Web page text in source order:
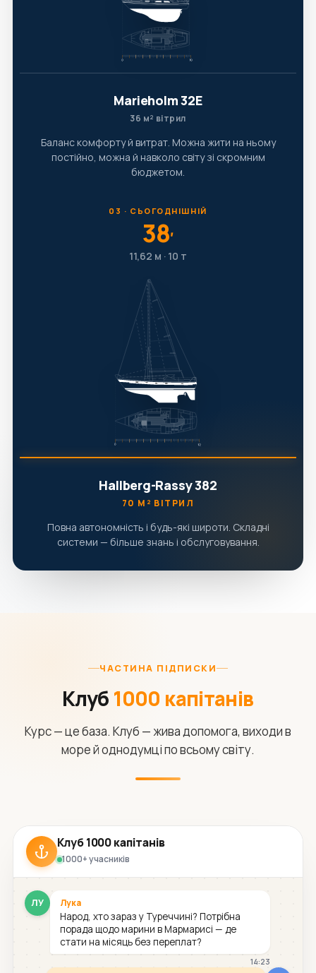
Marieholm 32E
36 м² вітрил
Баланс комфорту й витрат. Можна жити на ньому
постійно, можна й навколо світу зі скромним
бюджетом.
03 · СЬОГОДНІШНІЙ
38′
11,62 м · 10 т
Hallberg-Rassy 382
70 М² ВІТРИЛ
Повна автономність і будь-які широти. Складні
системи — більше знань і обслуговування.
ЧАСТИНА ПІДПИСКИ
Клуб 1000 капітанів
Курс — це база. Клуб — жива допомога, виходи в
море й однодумці по всьому світу.
Клуб 1000 капітанів
1000+ учасників
ЛУ Лука
Народ, хто зараз у Туреччині? Потрібна
порада щодо марини в Мармарисі — де
стати на місяць без переплат?
14:23